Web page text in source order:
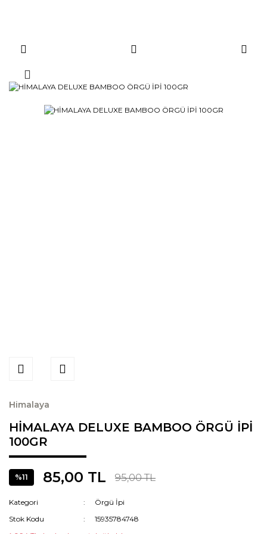
Himalaya
HİMALAYA DELUXE BAMBOO ÖRGÜ İPİ
100GR
%11 85,00 TL 95,00 TL
Kategori
Örgü İpi
Stok Kodu
15935784748